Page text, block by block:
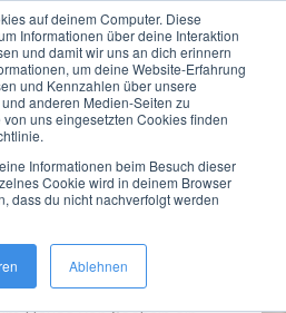
auf deinem Computer. Diese
Informationen über deine Interaktion
und damit wir uns an dich erinnern
um deine Website-Erfahrung
und Kennzahlen über unsere
anderen Medien-Seiten zu
uns eingesetzten Cookies finden
Informationen beim Besuch dieser
Cookie wird in deinem Browser
dass du nicht nachverfolgt werden
Ablehnen
»Awarnor
Suchen
IV-15-IV-01